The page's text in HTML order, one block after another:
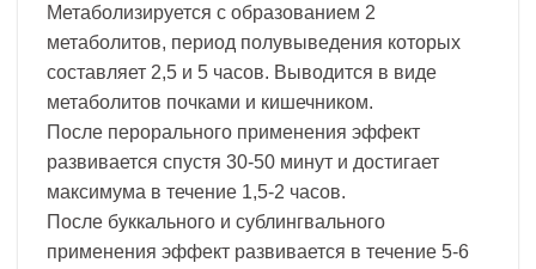
Метаболизируется с образованием 2
метаболитов, период полувыведения которых
составляет 2,5 и 5 часов. Выводится в виде
метаболитов почками и кишечником.
После перорального применения эффект
развивается спустя 30-50 минут и достигает
максимума в течение 1,5-2 часов.
После буккального и сублингвального
применения эффект развивается в течение 5-6